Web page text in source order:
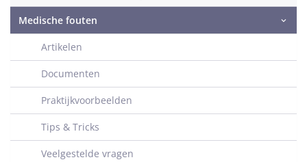
Medische fouten
Artikelen
Documenten
Praktijkvoorbeelden
Tips & Tricks
Veelgestelde vragen